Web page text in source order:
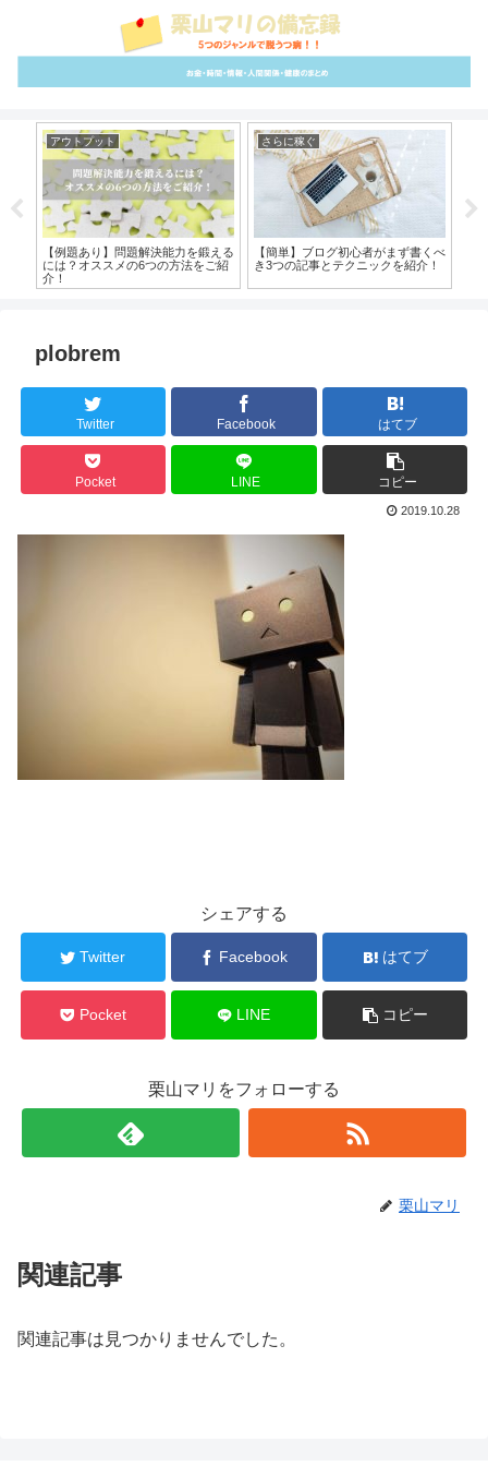
アウトプット
【例題あり】問題解決能力を鍛える
には？オススメの6つの方法をご紹
介！
さらに稼ぐ
【簡単】ブログ初心者がまず書くべ
き3つの記事とテクニックを紹介！
plobrem
Twitter Facebook はてブ
Pocket LINE コピー
2019.10.28
シェアする
Twitter Facebook はてブ
Pocket LINE コピー
栗山マリをフォローする
栗山マリ
関連記事
関連記事は見つかりませんでした。